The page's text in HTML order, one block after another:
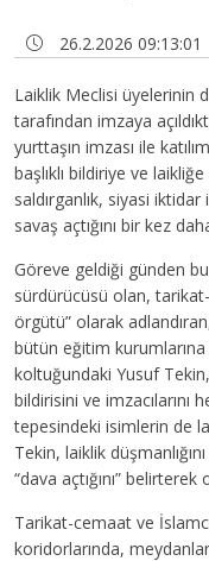
26.2.2026 09:13:01
Laiklik Meclisi üyelerinin
tarafından imzaya
yurttaşın imzası ile
başlıklı bildiriye ve
saldırganlık, siyasi
savaş açtığını bir kez
Göreve geldiği günden
sürdürücüsü olan,
örgütü” olarak
bütün eğitim
koltuğundaki Yusuf
bildirisini ve imzacılarını
tepesindeki isimlerin de
Tekin, laiklik
“dava açtığını”
Tarikat-cemaat ve
koridorlarında,